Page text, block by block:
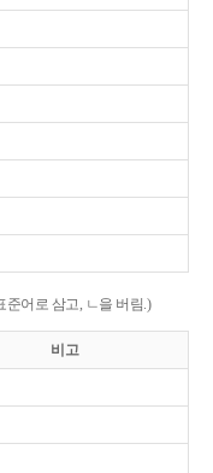
준어로 삼고, ㄴ을 버림.)
비고